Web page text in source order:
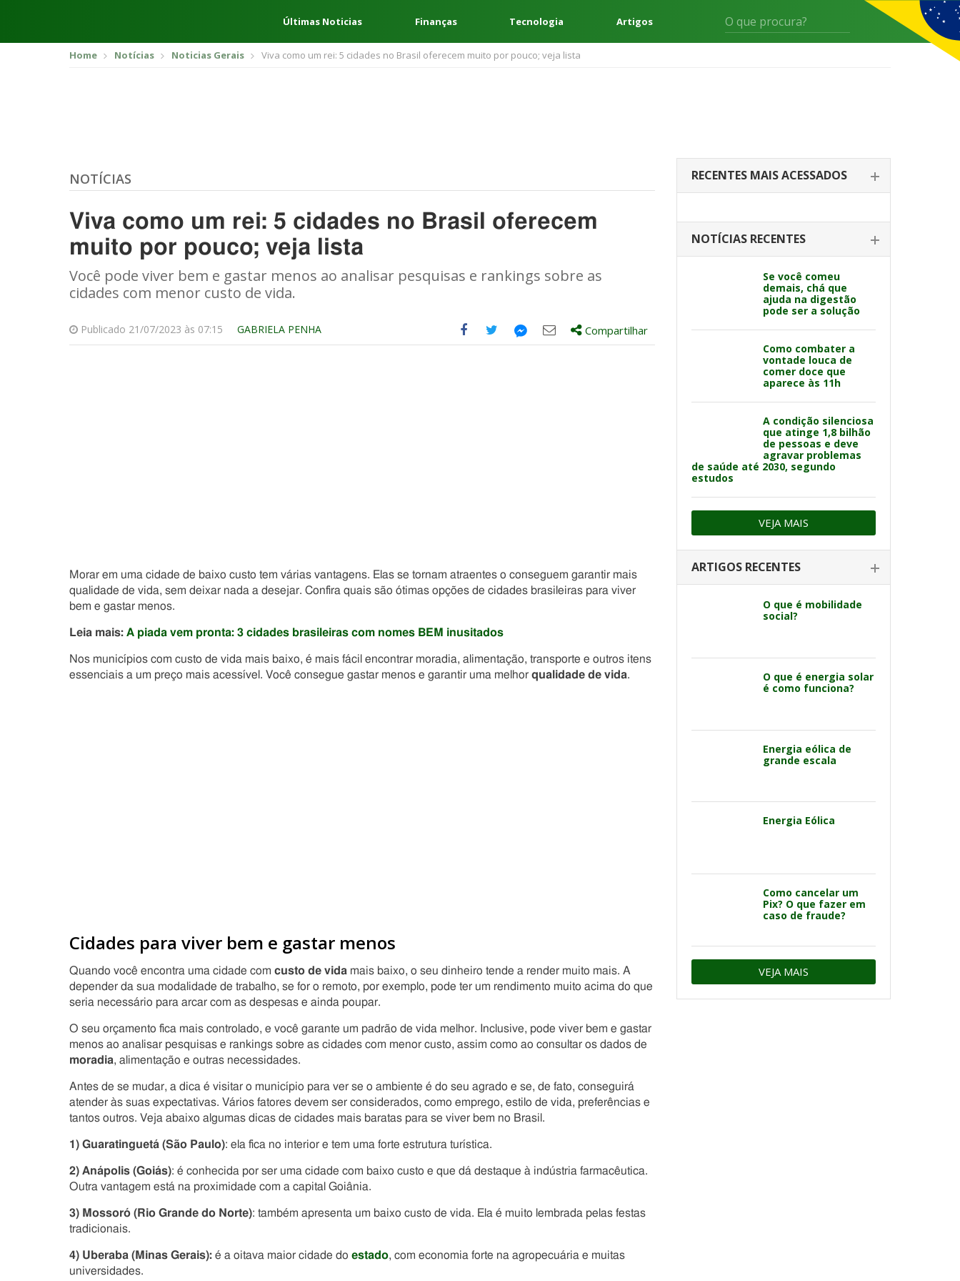
Últimas Noticias Finanças Tecnologia Artigos
Home Notícias Noticias Gerais Viva como um rei: 5 cidades no Brasil oferecem muito por pouco; veja lista
NOTÍCIAS
Viva como um rei: 5 cidades no Brasil oferecem
muito por pouco; veja lista
Você pode viver bem e gastar menos ao analisar pesquisas e rankings sobre as
cidades com menor custo de vida.
Publicado 21/07/2023 às 07:15 GABRIELA PENHA
Compartilhe
CompartilheCompartilhe
Compartilhar
Morar em uma cidade de baixo custo tem várias vantagens. Elas se tornam atraentes o conseguem garantir mais
qualidade de vida, sem deixar nada a desejar. Confira quais são ótimas opções de cidades brasileiras para viver
bem e gastar menos.
Leia mais: A piada vem pronta: 3 cidades brasileiras com nomes BEM inusitados
Nos municípios com custo de vida mais baixo, é mais fácil encontrar moradia, alimentação, transporte e outros itens
essenciais a um preço mais acessível. Você consegue gastar menos e garantir uma melhor qualidade de vida.
Cidades para viver bem e gastar menos
Quando você encontra uma cidade com custo de vida mais baixo, o seu dinheiro tende a render muito mais. A
depender da sua modalidade de trabalho, se for o remoto, por exemplo, pode ter um rendimento muito acima do que
seria necessário para arcar com as despesas e ainda poupar.
O seu orçamento fica mais controlado, e você garante um padrão de vida melhor. Inclusive, pode viver bem e gastar
menos ao analisar pesquisas e rankings sobre as cidades com menor custo, assim como ao consultar os dados de
moradia, alimentação e outras necessidades.
Antes de se mudar, a dica é visitar o município para ver se o ambiente é do seu agrado e se, de fato, conseguirá
atender às suas expectativas. Vários fatores devem ser considerados, como emprego, estilo de vida, preferências e
tantos outros. Veja abaixo algumas dicas de cidades mais baratas para se viver bem no Brasil.
1) Guaratinguetá (São Paulo): ela fica no interior e tem uma forte estrutura turística.
2) Anápolis (Goiás): é conhecida por ser uma cidade com baixo custo e que dá destaque à indústria farmacêutica.
Outra vantagem está na proximidade com a capital Goiânia.
3) Mossoró (Rio Grande do Norte): também apresenta um baixo custo de vida. Ela é muito lembrada pelas festas
tradicionais.
4) Uberaba (Minas Gerais): é a oitava maior cidade do estado, com economia forte na agropecuária e muitas
universidades.
RECENTES MAIS ACESSADOS
NOTÍCIAS RECENTES
Se você comeu
demais, chá que
ajuda na digestão
pode ser a solução
Como combater a
vontade louca de
comer doce que
aparece às 11h
A condição silenciosa
que atinge 1,8 bilhão
de pessoas e deve
agravar problemas
de saúde até 2030, segundo
estudos
VEJA MAIS
ARTIGOS RECENTES
O que é mobilidade
social?
O que é energia solar
é como funciona?
Energia eólica de
grande escala
Energia Eólica
Como cancelar um
Pix? O que fazer em
caso de fraude?
VEJA MAIS